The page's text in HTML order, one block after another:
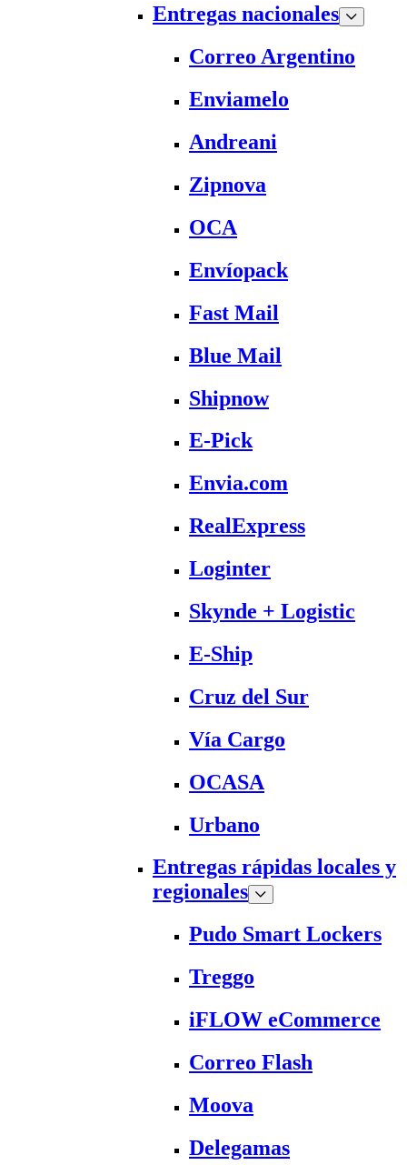
Entregas nacionales
Correo Argentino
Enviamelo
Andreani
Zipnova
OCA
Envíopack
Fast Mail
Blue Mail
Shipnow
E-Pick
Envia.com
RealExpress
Loginter
Skynde + Logistic
E-Ship
Cruz del Sur
Vía Cargo
OCASA
Urbano
Entregas rápidas locales y
regionales
Pudo Smart Lockers
Treggo
iFLOW eCommerce
Correo Flash
Moova
Delegamas